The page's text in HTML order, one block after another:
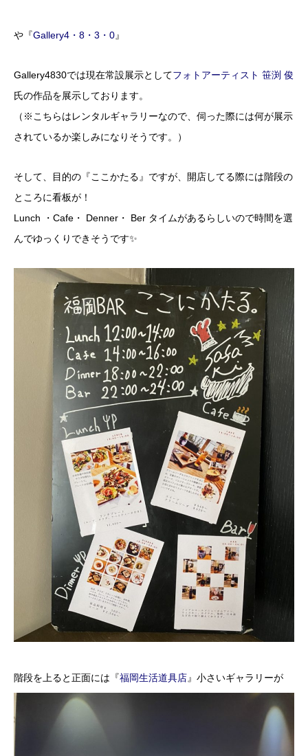
や『Gallery4・8・3・0』
Gallery4830では現在常設展示としてフォトアーティスト 笹渕 俊
氏の作品を展示しております。
（※こちらはレンタルギャラリーなので、伺った際には何が展示
されているか楽しみになりそうです。）
そして、目的の『ここかたる』ですが、開店してる際には階段の
ところに看板が！
Lunch ・Cafe・ Denner・ Ber タイムがあるらしいので時間を選
んでゆっくりできそうです✨
階段を上ると正面には『福岡生活道具店』小さいギャラリーが